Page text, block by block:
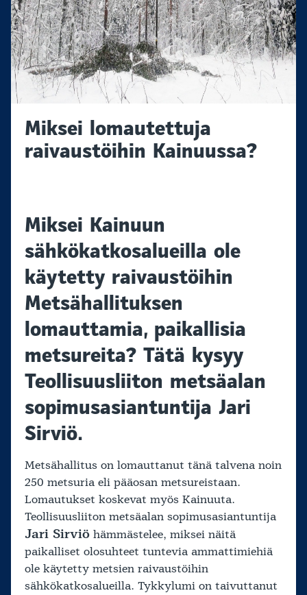
Miksei lomautettuja
raivaustöihin Kainuussa?
Miksei Kainuun
sähkökatkosalueilla ole
käytetty raivaustöihin
Metsähallituksen
lomauttamia, paikallisia
metsureita? Tätä kysyy
Teollisuusliiton metsäalan
sopimusasiantuntija Jari
Sirviö.
Metsähallitus on lomauttanut tänä talvena noin
250 metsuria eli pääosan metsureistaan.
Lomautukset koskevat myös Kainuuta.
Teollisuusliiton metsäalan sopimusasiantuntija
Jari Sirviö hämmästelee, miksei näitä
paikalliset olosuhteet tuntevia ammattimiehiä
ole käytetty metsien raivaustöihin
sähkökatkosalueilla. Tykkylumi on taivuttanut